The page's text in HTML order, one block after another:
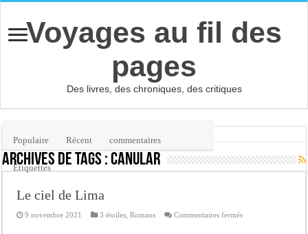
Voyages au fil des
pages
Des livres, des chroniques, des critiques
Archives de tags :canular
Le ciel de Lima
9 novembre 2021 3 étoiles ,Romans Commentaires ferméssur
Populaire Récent commentaires
Etiquettes